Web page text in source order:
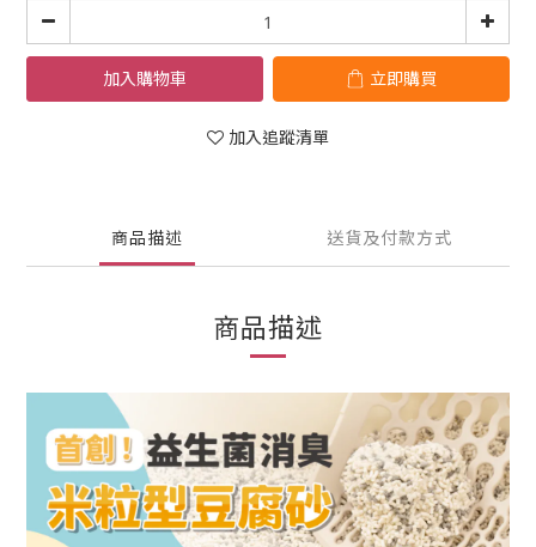
加入購物車 立即購買
加入追蹤清單
商品描述 送貨及付款方式
商品描述